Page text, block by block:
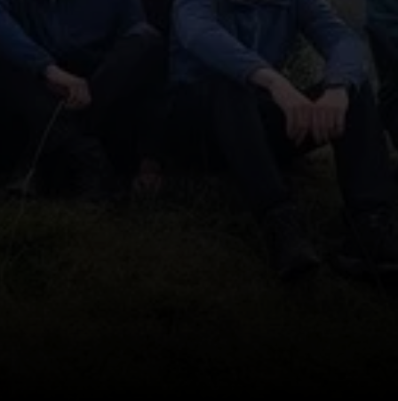
© Jürgen Buckenmaier